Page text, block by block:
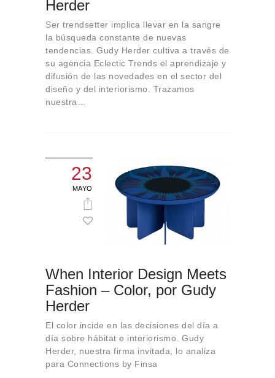
Sobre Connections
by Finsa
Contacto
Herder
Ser trendsetter implica llevar en la sangre
la búsqueda constante de nuevas
tendencias. Gudy Herder cultiva a través de
su agencia Eclectic Trends el aprendizaje y
difusión de las novedades en el sector del
diseño y del interiorismo. Trazamos
nuestra…
23
MAYO
When Interior Design Meets
Fashion – Color, por Gudy
Herder
El color incide en las decisiones del día a
día sobre hábitat e interiorismo. Gudy
Herder, nuestra firma invitada, lo analiza
para Connections by Finsa